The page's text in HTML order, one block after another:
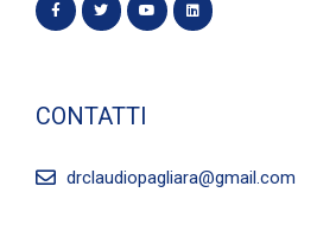
CONTATTI
drclaudiopagliara@gmail.com